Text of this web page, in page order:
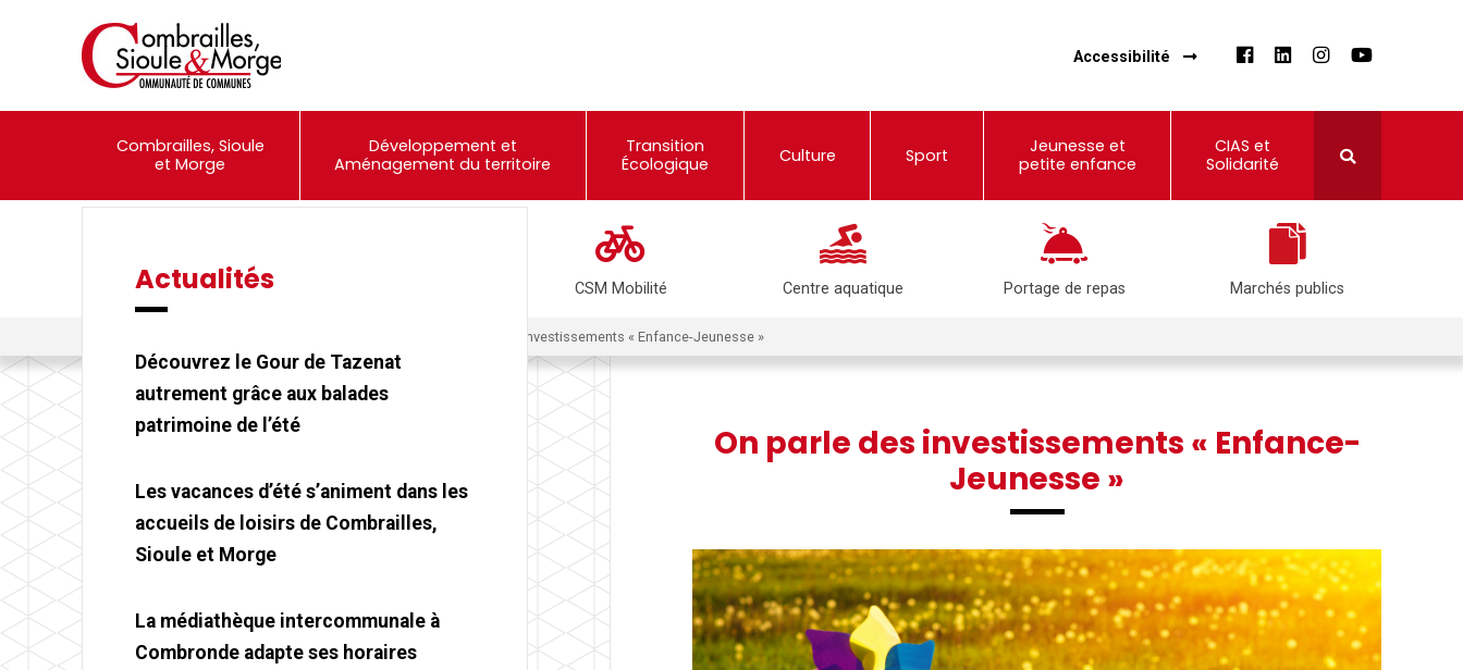
Accessibilité
Combrailles, Sioule
et Morge
Développement et
Aménagement du territoire
Transition
Écologique
Culture Sport
Jeunesse et
petite enfance
CIAS et
Solidarité
Événements CSM Mobilité Centre aquatique Portage de repas Marchés publics
On parle des investissements « Enfance-Jeunesse »
On parle des investissements « Enfance-
Jeunesse »
Actualités
Découvrez le Gour de Tazenat
autrement grâce aux balades
patrimoine de l’été
Les vacances d’été s’animent dans les
accueils de loisirs de Combrailles,
Sioule et Morge
La médiathèque intercommunale à
Combronde adapte ses horaires